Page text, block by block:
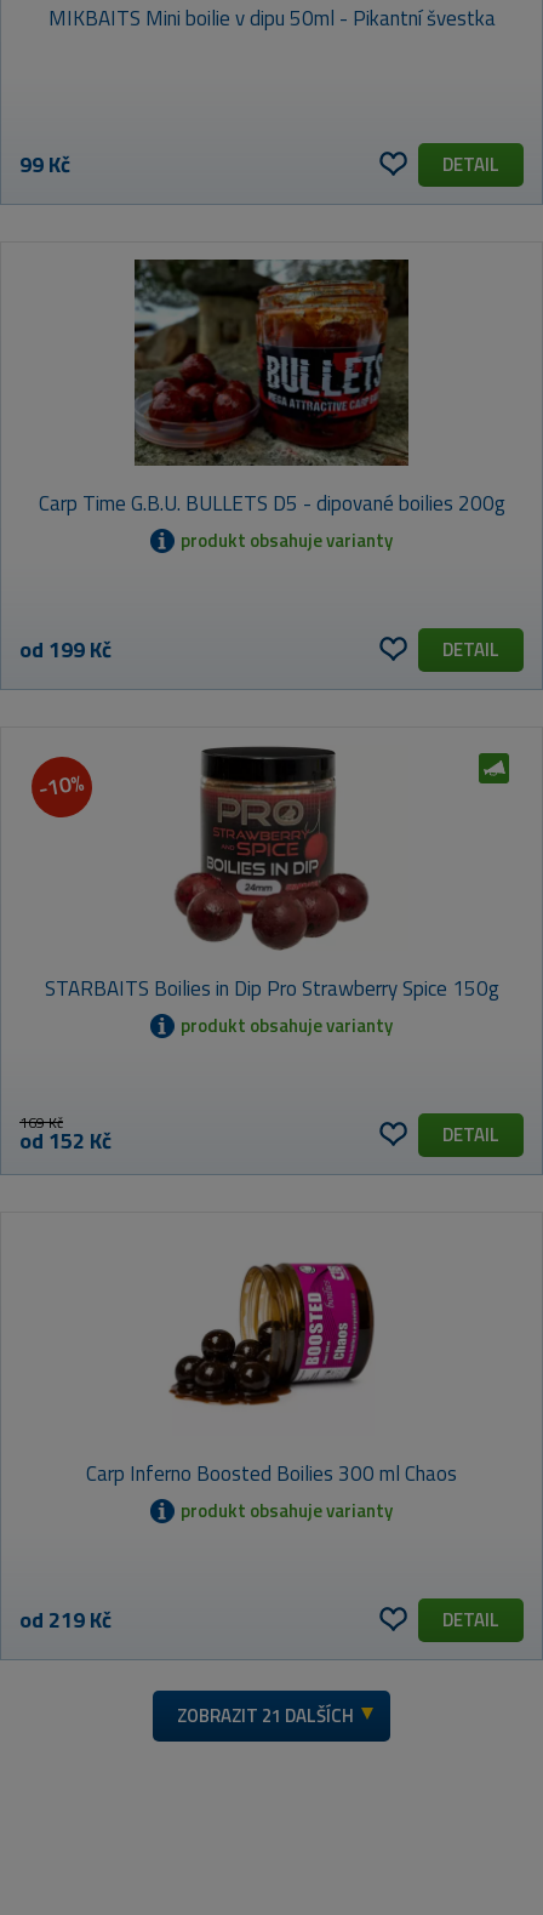
MIKBAITS Mini boilie v dipu 50ml - Pikantní švestka
99 Kč DETAIL
Carp Time G.B.U. BULLETS D5 - dipované boilies 200g
produkt obsahuje varianty
od 199 Kč DETAIL
-10%
STARBAITS Boilies in Dip Pro Strawberry Spice 150g
produkt obsahuje varianty
169 Kč
od 152 Kč DETAIL
Carp Inferno Boosted Boilies 300 ml Chaos
produkt obsahuje varianty
od 219 Kč DETAIL
ZOBRAZIT 21 DALŠÍCH